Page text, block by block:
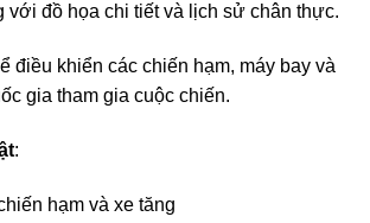
đồ họa chi tiết và lịch sử chân thực.
điều khiển các chiến hạm, máy bay và
gia tham gia cuộc chiến.
:
hạm và xe tăng